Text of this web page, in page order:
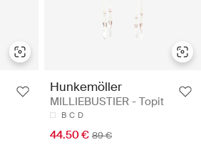
Hunkemöller
MILLIEBUSTIER - Topit
B C D
44.50 € 89 €